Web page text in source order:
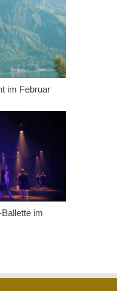
im Februar
im